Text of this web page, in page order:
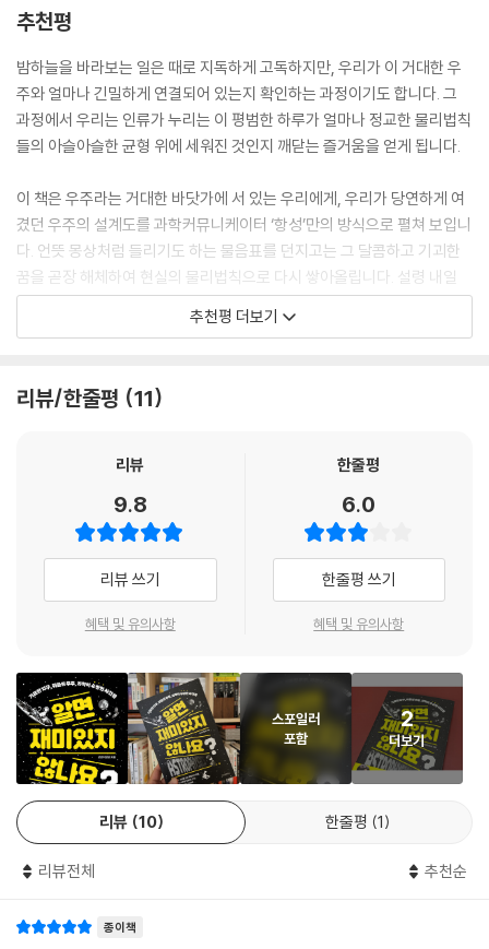
다.
않게 만들 수 있을까?’ 위험을 먼저 상상하는 것이 더 안전한 설계로 이어
지니까요. 언젠가 정말로 우주 엘리베이터를 타게 될까요? 저는 솔직히 잘
모르겠습니다. 하지만 그 가능성을 진지하게 따져보는 건, 충분히 재미있
지 않나요?
우리는 생명이 가능한 행성의 조건을 말할 때 태양과의 거리, 대기, 자기장
부터 떠올립니다. 그런데 물이 얼면 위에 뜬다는 성질도 그만큼 중요했을
지 모릅니다. 만약 물도 다른 액체들처럼 얼면서 부피가 줄어들었다면, 지
구의 겨울은 훨씬 더 가혹했을 것이고, 생명이 견딜 공간도 지금보다 좁았
을 것입니다.
성이 중요한 이유도 같습니다. 얼음 아래에 액체 바다가 있다면, 그곳 역시
생명이 이어질 장소가 될 가능성이 있기 때문입니다.
그리고 어쩌면 생명은 바로 그 단순한 사실 위에서, 생각보다 훨씬 오래 버
텨왔는지도 모릅니다.
- 182p, ‘얼음이 물에 가라앉는다면’
달이 사라진 다음 날 아침, 해안가에 나가 봐도 바닷물은 여전히 밀려오고
빠집니다. 조석이 완전히 없어진 것은 아닙니다. 하지만 분명히 달라진 점
이 있습니다. 파도가 낮아진 게 아니라, 밀물과 썰물의 차이 자체가 줄어든
태양은 달보다 훨씬 무겁지만, 멀리 있습니다. 반대로 달은 가볍지만 아주
가까이 있지요. 여기서 중요한 건 조석력이 질량만으로 정해지지않는다는
점입니다. 질량보다 거리에 훨씬 더 민감하지요. 두 천체 사이의 거리가 2
배로 멀어지면 조석력은 8배 줄어듭니다. 그래서 태양이 아무리 거대해도,
지구 바다를 움직이는 힘은 달보다 약합니다. 태양이 만드는 조석은 달 조
석의 절반 정도에 그칩니다. 우리가 익숙하게 보는 조석의 큰 흐름은 결국
달이 만드는 셈입니다.
- 231p, ‘달이 사라진다면’
가장 잘 맞는 가설을 세우고, 관측과 실험으로 계속 검증하다가, 더 이상 설
지구 자전축을 눕히고, 소행성을 달 궤도에 안착시키며, 우주에 공기를 불
어넣는 등 세계를 구성하는 조건을 ‘단 하나씩’만 바꾸어보는 과학적 상상
은 이 책만이 가진 독특한 질의응답 방식이다. 뉴턴역학부터 아인슈타인의
상대성이론까지 각종 물리법칙을 적용해 난제를 해부하는 과정에서 우리
수 있다. 또한 저자가 골똘히 궁리한 답은 성실한 계산 수행과 반복된 시뮬
레이션의 결과물이기에 그저 환상적인 공상이 아닌, 더욱 생생한 과학 이
야기가 된다.
“쓸모없는 답이라고 해도, 알면 재미있지 않나요?”
역동적인 천체물리학자가 상상하는 ‘우리가 만난 적 없는 세계’
는 뛰어난 과학커뮤니케이터다. 그는 어렵게만 느껴지던 과학에서 빛 한
단서가 숨어 있음을 전달해 잔잔한 감동을 준다. 특히 이야기하듯 써 내려
간 세심한 문장들이 누구나 편안하게 과학을 시작할 수 있도록 장벽을 낮
춘다. 당연하게 여겼던 이 세상을 ‘항성’만의 방식으로 재구성해 전달하는
『알면 재미있지 않나요?』는 읽는 이로 하여금 책을 덮은 뒤 ‘자신만의 질
문’을 찾아보도록 이끈다.
이 책이 가진 또 하나의 특징은 정교하고 정확한 사이언티픽 일러스트라고
서 탄생한 특별하고 독특한 우주다. 이를 눈에 보이듯 펼쳐놓은 일러스트
에 정보를 적절하게 배치해 독자들의 이해에 도움을 주고자 했다.
결국 이 책이 제안하는 과학적 상상은, 학생들에게는 ‘좋은 질문을 하는
힘’을 기를 계기가 되고, 교양 과학 독자들에게는 우주를 산책하는 지적 여
정을 즐기도록 할 것이다.
“과학의 상상, 그 시작과 끝에는 늘 질문하는 힘이 있습니다!”
추천평
밤하늘을 바라보는 일은 때로 지독하게 고독하지만, 우리가 이 거대한 우
주와 얼마나 긴밀하게 연결되어 있는지 확인하는 과정이기도 합니다. 그
과정에서 우리는 인류가 누리는 이 평범한 하루가 얼마나 정교한 물리법칙
들의 아슬아슬한 균형 위에 세워진 것인지 깨닫는 즐거움을 얻게 됩니다.
이 책은 우주라는 거대한 바닷가에 서 있는 우리에게, 우리가 당연하게 여
겼던 우주의 설계도를 과학커뮤니케이터 ‘항성’만의 방식으로 펼쳐 보입니
다. 언뜻 몽상처럼 들리기도 하는 물음표를 던지고는 그 달콤하고 기괴한
꿈을 곧장 해체하여 현실의 물리법칙으로 다시 쌓아올립니다. 설령 내일
아침 지구가 갑자기 멈추거나 빛의 속도가 느려질 리 없다 해도, 그 상상을
따라가며 발견한 물리법칙의 정교함은 우리를 이전보다 더 넓은 세계로 데
과학은 정답을 수집하는 상자가 아니라, 질문을 이어가며 우주의 신비를
미있지 않나요?”라는 질문을 던지는데, 이 물음은 그 자체로 어떤 답변이
- 심채경 (천문학자, 『천문학자는 별을 보지 않는다』 저자)
추천평 더보기
리뷰/한줄평 11
리뷰
9.8
리뷰 쓰기
혜택 및 유의사항
한줄평
6.0
한줄평 쓰기
혜택 및 유의사항
스포일러
포함
2
더보기
리뷰 10 한줄평 1
리뷰전체 추천순
종이책